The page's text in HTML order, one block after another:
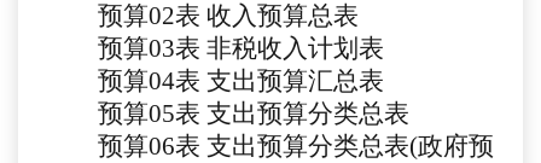
预算02表 收入预算总表
预算03表 非税收入计划表
预算04表 支出预算汇总表
预算05表 支出预算分类总表
预算06表 支出预算分类总表(政府预